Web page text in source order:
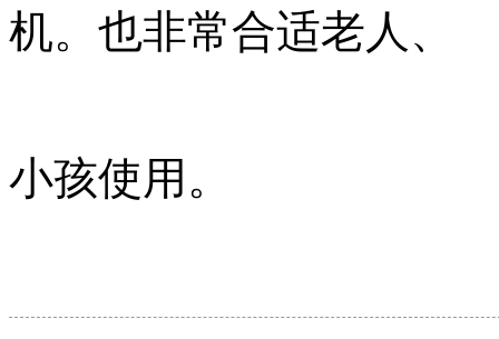
机。也非常合适老人、
小孩使用。